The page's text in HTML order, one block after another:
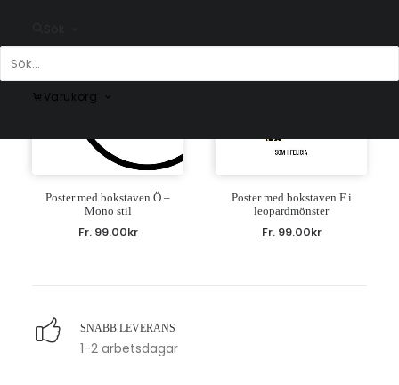
Varukorg
Poster med bokstaven Ö –
Mono stil
Fr. 99.00kr
Poster med bokstaven F i
leopardmönster
Fr. 99.00kr
SNABB LEVERANS
1-2 arbetsdagar